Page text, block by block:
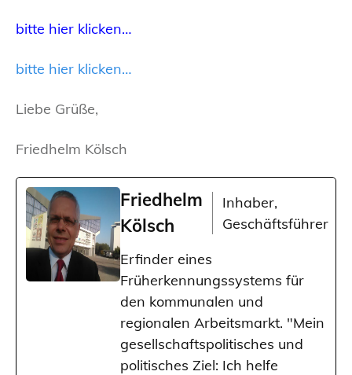
bitte hier klicken…
bitte hier klicken…
Liebe Grüße,
Friedhelm Kölsch
Friedhelm
Kölsch
Inhaber,
Geschäftsführer
Erfinder eines
Früherkennungssystems für
den kommunalen und
regionalen Arbeitsmarkt. "Mein
gesellschaftspolitisches und
politisches Ziel: Ich helfe